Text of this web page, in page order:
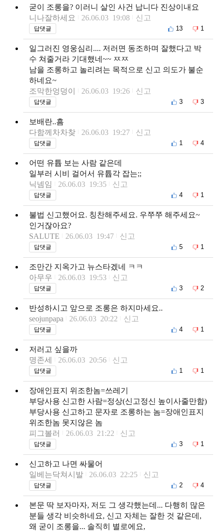
굳이 조롱을? 이러니 살인 사건 납니다 진상이내요
니나잘하세요
26.06.03 19:08 신고
답댓글 13 1
일그러진 영웅심리.... 저러면 동조하며 잘했다고 박
수 쳐줄거라 기대했네~~ ㅉㅉ
남을 조롱하고 놀리려는 목적으로 신고 의도가 불순
하네요~
조막한엉덩이
26.06.03 19:26 신고
답댓글 3 3
보배란..흠
다함께차차찾
26.06.03 19:27 신고
답댓글 1 4
어떤 유튭 보는 사람 같은데
일부러 시비 걸어서 유튭각 잡는;;
닉넴임
26.06.03 19:35 신고
답댓글 4 1
불법 신고했어요. 칭찬해주세요. 우쭈쭈 해주세요~
인거잖아요?
SALUTE
26.06.03 19:47 신고
답댓글 5 1
조만간 지옥가고 뉴스타겠네 ㅋㅋ
아무우
26.06.03 19:53 신고
답댓글 3 2
반성하시고 앞으로 조롱은 하지마세요..
seojunpapa
26.06.03 20:22 신고
답댓글 4 1
저러고 싶을까
명존세
26.06.03 20:56 신고
답댓글 1 1
장애인표지 위조한놈=쓰레기
부당사용 신고한 사람=정상(신고정신 높이사줄만함)
부당사용 신고하고 문자로 조롱하는 놈=장애인표지
위조한놈 못지않은 놈
피그볼러
26.06.03 21:22 신고
답댓글 3 1
신고하고 나면 싸물어
일베는닥쳐시발
26.06.03 22:25 신고
답댓글 2 4
본문 딱 보자마자, 저도 그 생각했는데... 다행히 많은
분들 생각 비슷하네요, 신고 자체는 잘한 것 같은데,
왜 굳이 조롱을... 솔직히 별로에요,